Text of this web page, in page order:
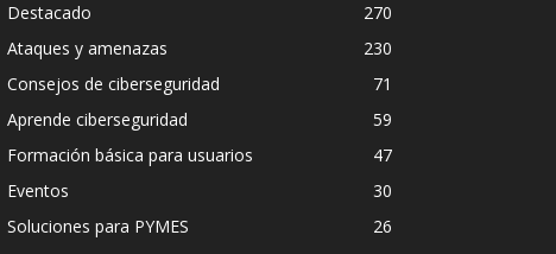
Destacado
270
Ataques y amenazas
230
Consejos de ciberseguridad
71
Aprende ciberseguridad
59
Formación básica para usuarios
47
Eventos
30
Soluciones para PYMES
26